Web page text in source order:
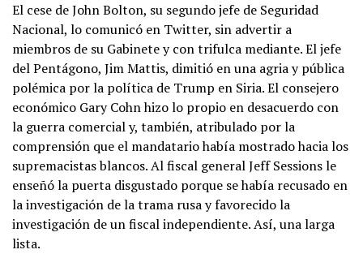
El cese de John Bolton, su segundo jefe de Seguridad
Nacional, lo comunicó en Twitter, sin advertir a
miembros de su Gabinete y con trifulca mediante. El jefe
del Pentágono, Jim Mattis, dimitió en una agria y pública
polémica por la política de Trump en Siria. El consejero
económico Gary Cohn hizo lo propio en desacuerdo con
la guerra comercial y, también, atribulado por la
comprensión que el mandatario había mostrado hacia los
supremacistas blancos. Al fiscal general Jeff Sessions le
enseñó la puerta disgustado porque se había recusado en
la investigación de la trama rusa y favorecido la
investigación de un fiscal independiente. Así, una larga
lista.